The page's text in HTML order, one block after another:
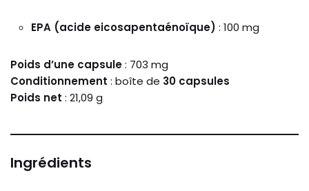
EPA (acide eicosapentaénoïque) : 100 mg
Poids d’une capsule: 703 mg
Conditionnement : boîte de 30 capsules
Poids net : 21,09 g
Ingrédients